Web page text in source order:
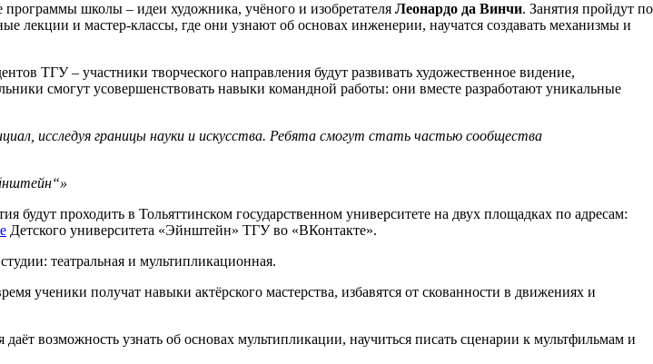
школы – идеи художника, учёного и изобретателя Леонардо да Винчи. Занятия пройдут по
лекции и мастер-классы, где они узнают об основах инженерии, научатся создавать механизмы и
ТГУ – участники творческого направления будут развивать художественное видение,
смогут усовершенствовать навыки командной работы: они вместе разработают уникальные
исследуя границы науки и искусства. Ребята смогут стать частью сообщества
проходить в Тольяттинском государственном университете на двух площадках по адресам:
Детского университета «Эйнштейн» ТГУ во «ВКонтакте».
театральная и мультипликационная.
ученики получат навыки актёрского мастерства, избавятся от скованности в движениях и
возможность узнать об основах мультипликации, научиться писать сценарии к мультфильмам и